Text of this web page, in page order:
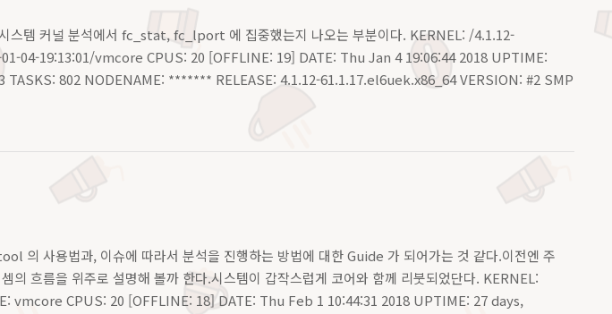
스템 커널 분석에서 fc_stat, fc_lport 에 집중했는지 나오는 부분이다. KERNEL: /4.1.12-
04-19:13:01/vmcore CPUS: 20 [OFFLINE: 19] DATE: Thu Jan 4 19:06:44 2018 UPTIME:
TASKS: 802 NODENAME: ******* RELEASE: 4.1.12-61.1.17.el6uek.x86_64 VERSION: #2 SMP
의 사용법과, 이슈에 따라서 분석을 진행하는 방법에 대한 Guide 가 되어가는 것 같다.이전엔 주
의 흐름을 위주로 설명해 볼까 한다.시스템이 갑작스럽게 코어와 함께 리붓되었단다. KERNEL:
CPUS: 20 [OFFLINE: 18] DATE: Thu Feb 1 10:44:31 2018 UPTIME: 27 days,